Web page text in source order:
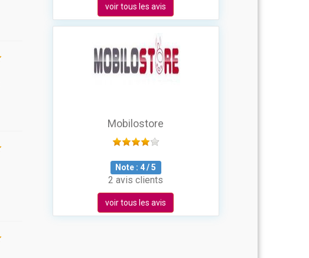
voir tous les avis
Mobilostore
Note : 4/5
2 avis clients
voir tous les avis